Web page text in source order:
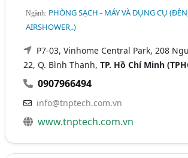
Ngành: PHÒNG SẠCH - MÁY VÀ DỤNG CỤ
AIRSHOWER,.)
P7-03, Vinhome Central Park, 208
22, Q. Bình Thạnh,TP. Hồ Chí Minh
0907966494
info@tnptech.com.vn
www.tnptech.com.vn